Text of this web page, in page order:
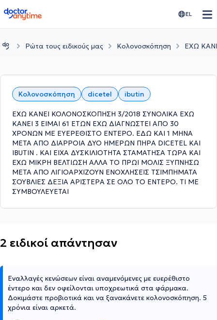
doctoranytime EL
Ρώτα τους ειδικούς μας Κολονοσκόπηση ΕΧΩ
Κολονοσκόπηση dicetel ibutin
ΕΧΩ ΚΑΝΕΙ ΚΟΛΟΝΟΣΚΟΠΗΣΗ 3/2018 ΣΥΝΟΛΙΚΑ ΕΧΩ
ΚΑΝΕΙ 3 ΕΙΜΑΙ 61 ΕΤΩΝ ΕΧΩ ΔΙΑΓΝΩΣΤΕΙ ΑΠΟ 30
ΧΡΟΝΩΝ ΜΕ ΕΥΕΡΕΘΙΣΤΟ ΕΝΤΕΡΟ. ΕΔΩ ΚΑΙ 1 ΜΗΝΑ
ΜΕΤΑ ΑΠΟ ΔΙΑΡΡΟΙΑ ΔΥΟ ΗΜΕΡΩΝ ΠΗΡΑ DICETEL KAI
IBUTIN . ΚΑΙ ΕΙΧΑ ΔΥΣΚΙΛΙΟΤΗΤΑ ΣΤΑΜΑΤΗΣΑ ΤΩΡΑ ΚΑΙ
ΕΧΩ ΜΙΚΡΗ ΒΕΛΤΙΩΣΗ ΑΛΛΑ ΤΟ ΠΡΩΙ ΜΟΛΙΣ ΞΥΠΝΗΣΩ
ΜΕΤΑ ΑΠΟ ΛΙΓΙΟΑΡΧΙΖΟΥΝ ΕΝΟΧΛΗΣΕΙΣ ΤΣΙΜΠΗΜΑΤΑ
ΣΟΥΒΛΙΕΣ ΔΕΞΙΑ ΑΡΙΣΤΕΡΑ ΣΕ ΟΛΟ ΤΟ ΕΝΤΕΡΟ. ΤΙ ΜΕ
ΣΥΜΒΟΥΛΕΥΕΤΑΙ
2 ειδικοί απάντησαν
Εναλλαγές κενώσεων είναι αναμενόμενες με ευερέθιστο
έντερο και δεν οφείλονται υποχρεωτικά στα φάρμακα.
Δοκιμάστε προβιοτικά και να ξανακάνετε κολονοσκόπηση. 5
χρόνια είναι αρκετά.